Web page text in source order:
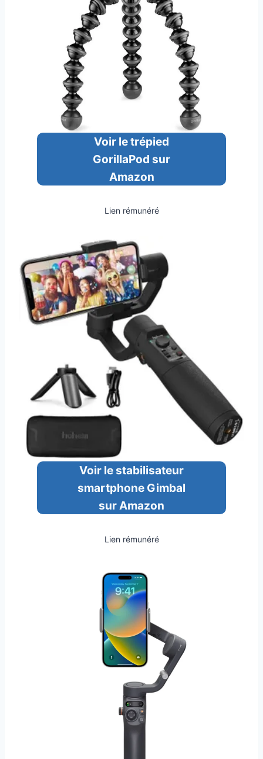
Voir le trépied
GorillaPod sur
Amazon
Lien rémunéré
Voir le stabilisateur
smartphone Gimbal
sur Amazon
Lien rémunéré